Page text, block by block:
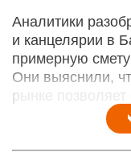
Аналитики
и канцелярии в
примерную смету
Они выяснили,
рынке позволяет